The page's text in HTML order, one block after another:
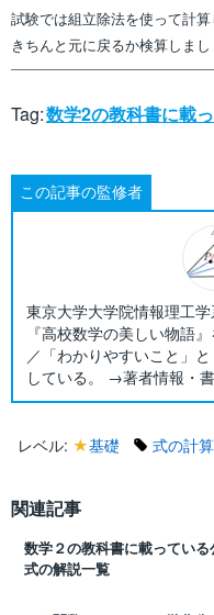
試験では組立除法を使って計
きちんと元に戻るか検算しまし
Tag:数学2の教科書に載
この記事の監修者
東京大学大学院情報理工
『高校数学の美しい物語
／「わかりやすいこと」
している。 →著者情報・
レベル: ★基礎 式の計算
関連記事
数学２の教科書に載っている
式の解説一覧